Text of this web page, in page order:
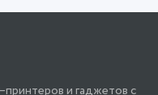
и гаджетов с